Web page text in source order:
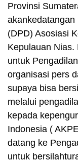
Provinsi
akankedatangan
(DPD) Asosiasi
Kepulauan Nias.
untuk
organisasi pers
supaya bisa
melalui
kepada
Indonesia (
datang ke
untuk